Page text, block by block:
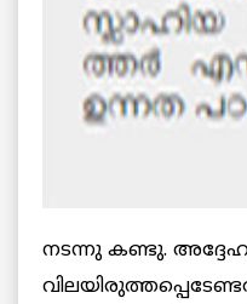
നടന്നു കണ്ടു.